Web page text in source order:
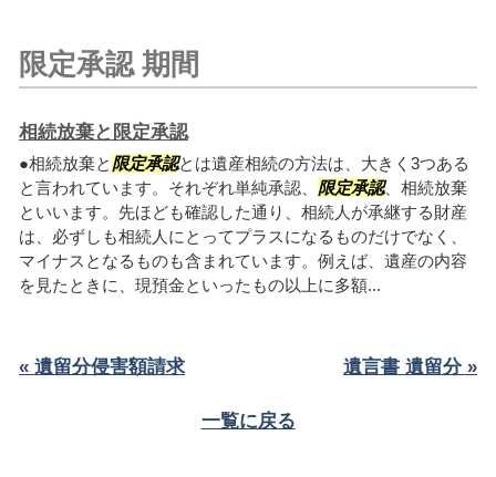
限定承認 期間
相続放棄と限定承認
●相続放棄と 限定承認とは遺産相続の方法は、大きく3つある
と言われています。それぞれ単純承認、 限定承認、相続放棄
といいます。先ほども確認した通り、相続人が承継する財産
は、必ずしも相続人にとってプラスになるものだけでなく、
マイナスとなるものも含まれています。例えば、遺産の内容
を見たときに、現預金といったもの以上に多額...
« 遺留分侵害額請求 遺言書 遺留分 »
一覧に戻る